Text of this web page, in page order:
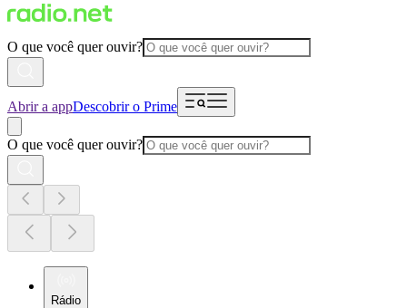
O que você quer ouvir?
Abrir a appDescobrir o Prime
O que você quer ouvir?
Rádio